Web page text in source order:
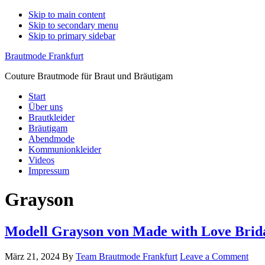
Skip to main content
Skip to secondary menu
Skip to primary sidebar
Brautmode Frankfurt
Couture Brautmode für Braut und Bräutigam
Start
Über uns
Brautkleider
Bräutigam
Abendmode
Kommunionkleider
Videos
Impressum
Grayson
Modell Grayson von Made with Love
März 21, 2024 By Team Brautmode Frankfurt Leave a Comment